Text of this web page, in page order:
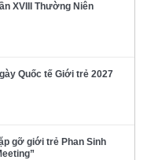
XVIII Thường Niên
Quốc tế Giới trẻ 2027
gỡ giới trẻ Phan Sinh